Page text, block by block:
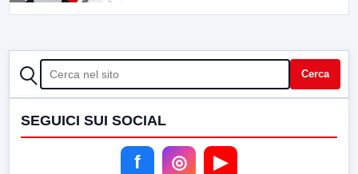
CERCA Cerca
SEGUICI SUI SOCIAL
f ◎ ▶